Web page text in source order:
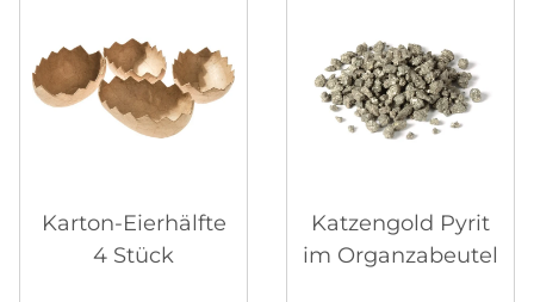
Karton-Eierhälfte
4 Stück
Katzengold Pyrit
im Organzabeutel